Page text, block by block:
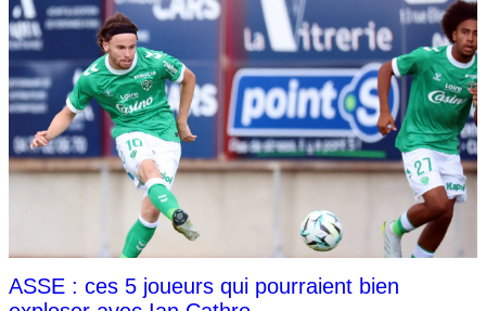
ASSE : ces 5 joueurs qui pourraient bien